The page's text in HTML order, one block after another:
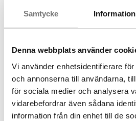
Samtycke Information
Denna webbplats använder
Vi använder enhetsidentifierare
och annonserna till användarna,
för sociala medier och analysera
vidarebefordrar även sådana
information från din enhet till de
Kan det vara årets bästa
Spara som favorit
Artikelnummer:
7340395